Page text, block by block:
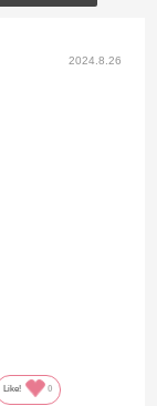
2024.8.26
Like! 0